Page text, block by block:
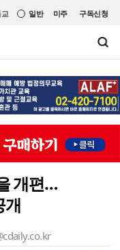
미주 구독신청
일반
개편…
개